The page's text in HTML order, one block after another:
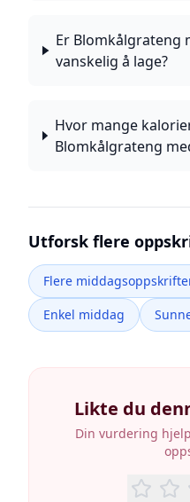
Er Blomkålgrateng
vanskelig å lage?
Hvor mange
Blomkålgrateng
Utforsk flere
Flere
Enkel middag
Likte du
Din vurdering